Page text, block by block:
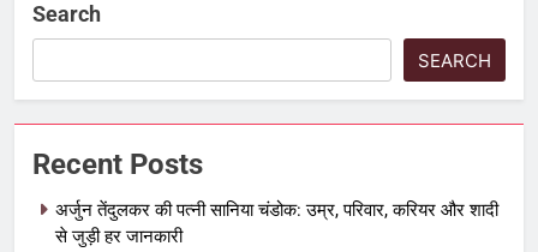
Search
SEARCH
Recent Posts
अर्जुन तेंदुलकर की पत्नी सानिया चंडोक: उम्र, परिवार, करियर और शादी
से जुड़ी हर जानकारी